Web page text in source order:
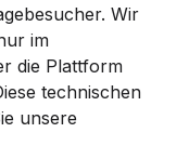
Wir
im
die Plattform
technischen
unsere